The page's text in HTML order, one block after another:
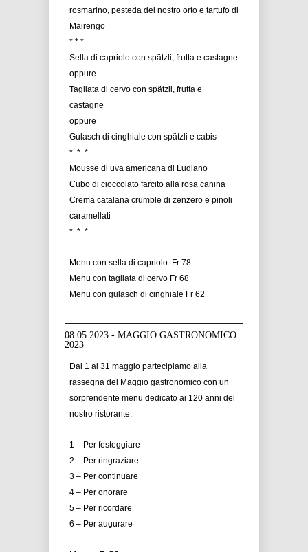
rosmarino, pesteda del nostro orto e tartufo di
Mairengo
* * *
Sella di capriolo con spätzli, frutta e castagne
oppure
Tagliata di cervo con spätzli, frutta e
castagne
oppure
Gulasch di cinghiale con spätzli e cabis
* * *
Mousse di uva americana di Ludiano
Cubo di cioccolato farcito alla rosa canina
Crema catalana crumble di zenzero e pinoli
caramellati
* * *
Menu con sella di capriolo Fr 78
Menu con tagliata di cervo Fr 68
Menu con gulasch di cinghiale Fr 62
08.05.2023 - MAGGIO GASTRONOMICO
2023
Dal 1 al 31 maggio partecipiamo alla
rassegna del Maggio gastronomico con un
sorprendente menu dedicato ai 120 anni del
nostro ristorante:
1 – Per festeggiare
2 – Per ringraziare
3 – Per continuare
4 – Per onorare
5 – Per ricordare
6 – Per augurare